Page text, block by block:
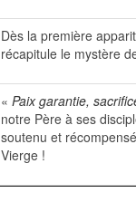
Dès la première
récapitule le mystère
« Paix garantie,
notre Père à ses
soutenu et
Vierge !